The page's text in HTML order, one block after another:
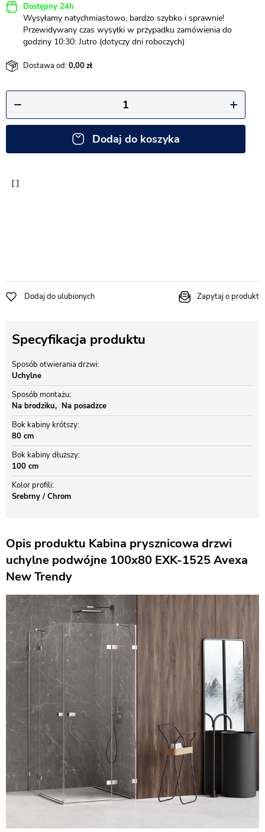
Dostępny 24h
Wysyłamy natychmiastowo, bardzo szybko i sprawnie!
Przewidywany czas wysyłki w przypadku zamówienia do
godziny 10:30: Jutro (dotyczy dni roboczych)
Dostawa od:0,00
Dodaj do koszyka
Dodaj do ulubionych Zapytaj o produkt
Specyfikacja produktu
Sposób otwierania drzwi
Uchylne
Sposób montażu
Na brodziku
Na posadzce
Bok kabiny krótszy
80 cm
Bok kabiny dłuższy
100 cm
Kolor profili
Srebrny / Chrom
Opis produktu Kabina prysznicowa drzwi
uchylne podwójne 100x80 EXK-1525 Avexa
New Trendy